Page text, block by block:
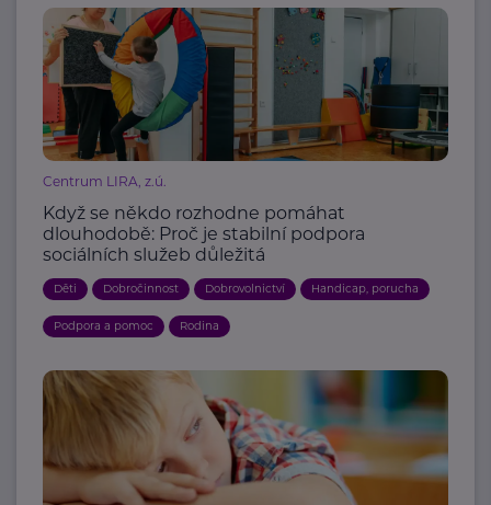
Centrum LIRA, z.ú.
Když se někdo rozhodne pomáhat
dlouhodobě: Proč je stabilní podpora
sociálních služeb důležitá
Děti Dobročinnost Dobrovolnictví Handicap, porucha
Podpora a pomoc Rodina